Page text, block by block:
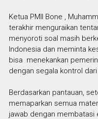
Ketua PMII Bone ,
terakhir menguraikan
menyoroti soal masih
Indonesia dan meminta
bisa menekankan
dengan segala kontrol
Berdasarkan pantauan,
memaparkan semua
jawab dengan membatasi